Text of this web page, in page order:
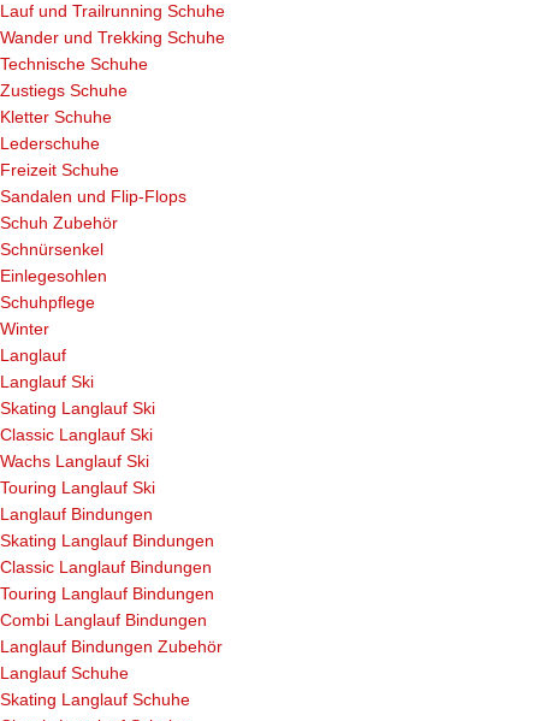
Lauf und Trailrunning Schuhe
Wander und Trekking Schuhe
Technische Schuhe
Zustiegs Schuhe
Kletter Schuhe
Lederschuhe
Freizeit Schuhe
Sandalen und Flip-Flops
Schuh Zubehör
Schnürsenkel
Einlegesohlen
Schuhpflege
Winter
Langlauf
Langlauf Ski
Skating Langlauf Ski
Classic Langlauf Ski
Wachs Langlauf Ski
Touring Langlauf Ski
Langlauf Bindungen
Skating Langlauf Bindungen
Classic Langlauf Bindungen
Touring Langlauf Bindungen
Combi Langlauf Bindungen
Langlauf Bindungen Zubehör
Langlauf Schuhe
Skating Langlauf Schuhe